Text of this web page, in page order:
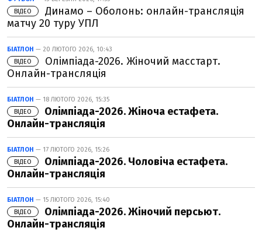
ВІДЕО
Динамо – Оболонь: онлайн-трансляція
матчу 20 туру УПЛ
БІАТЛОН — 20 ЛЮТОГО 2026, 10:43
ВІДЕО
Олімпіада-2026. Жіночий масстарт.
Онлайн-трансляція
БІАТЛОН — 18 ЛЮТОГО 2026, 15:35
ВІДЕО
Олімпіада-2026. Жіноча естафета.
Онлайн-трансляція
БІАТЛОН — 17 ЛЮТОГО 2026, 15:26
ВІДЕО
Олімпіада-2026. Чоловіча естафета.
Онлайн-трансляція
БІАТЛОН — 15 ЛЮТОГО 2026, 15:40
ВІДЕО
Олімпіада-2026. Жіночий персьют.
Онлайн-трансляція